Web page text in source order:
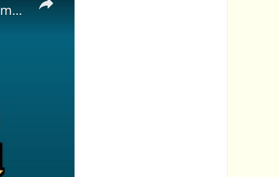
📦 Jak Bezpłatnie Rozpakować Pliki EXE Online │ Bez Instalacji Oprogramowania